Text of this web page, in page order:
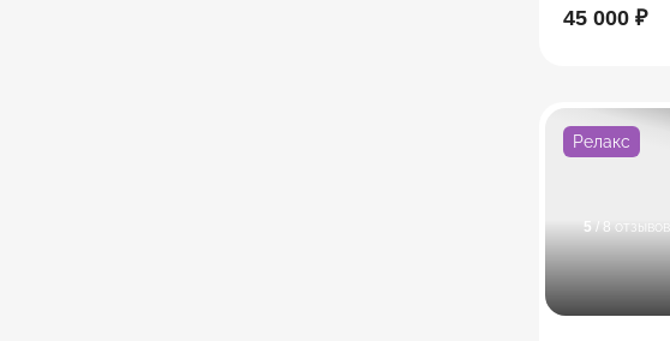
45 000 ₽
Релакс
5 / 8 отзывов